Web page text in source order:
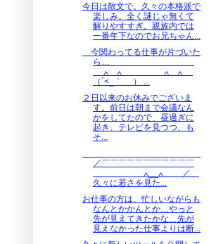
今日は散文で。久々の本格派で
楽しみ。全く謎じゃ無くて
解りやすすぎ。親族内では
一番年下なのでお兄ちゃん...
今関わってる仕事が片づいた
ら…
∧＿∧ ∧＿∧
（´<_｀ ） ...
２日以来のお休みでございま
す。前日は朝まで会議なん
かをしてたので、昼過ぎに
起き、テレビを見つつ、も
そ...
／￣￣￣￣￣￣￣￣￣￣￣
∧__∧ ／
久々に若さを見た...
お仕事の方は、忙しいながらも
なんとかかんとか…やっと
先が見えてきたかな…先が
見えなかった仕事よりは断...